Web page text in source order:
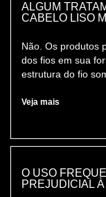
ALGUM
CABELO LISO
Não. Os produtos
dos fios em sua
estrutura do fio
Veja mais
O USO
PREJUDICIAL